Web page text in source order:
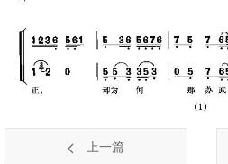
上一篇